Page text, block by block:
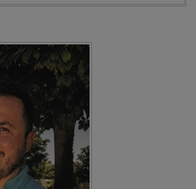
para familias con hijos y no
…
Grande: las
empadronados en Pozuelo para